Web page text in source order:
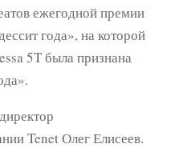
ежегодной премии
года», на которой
5T была признана
Tenet Олег Елисеев.